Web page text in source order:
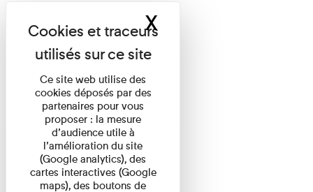
Ce site web utilise des
cookies déposés par des
partenaires pour vous
proposer : la mesure
d’audience utile à
l’amélioration du site
(Google analytics), des
cartes interactives (Google
maps), des boutons de
XMasquer le